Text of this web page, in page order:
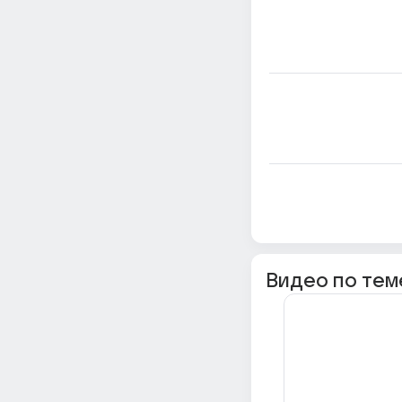
Видео по